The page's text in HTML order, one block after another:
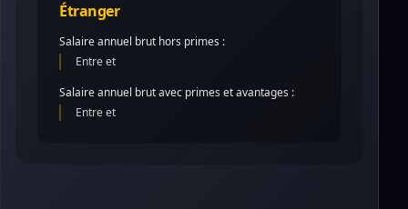
Étranger
Salaire annuel brut hors primes :
Entre et
Salaire annuel brut avec primes et avantages :
Entre et